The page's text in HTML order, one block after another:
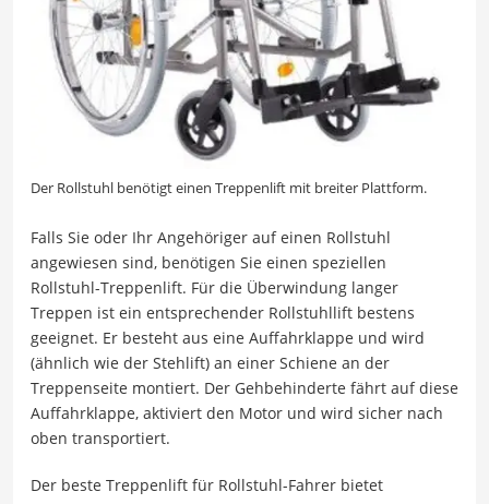
Der Rollstuhl benötigt einen Treppenlift mit breiter Plattform.
Falls Sie oder Ihr Angehöriger auf einen Rollstuhl
angewiesen sind, benötigen Sie einen speziellen
Rollstuhl-Treppenlift. Für die Überwindung langer
Treppen ist ein entsprechender Rollstuhllift bestens
geeignet. Er besteht aus eine Auffahrklappe und wird
(ähnlich wie der Stehlift) an einer Schiene an der
Treppenseite montiert. Der Gehbehinderte fährt auf diese
Auffahrklappe, aktiviert den Motor und wird sicher nach
oben transportiert.
Der beste Treppenlift für Rollstuhl-Fahrer bietet